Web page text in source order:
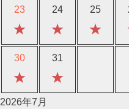
23
★
24
★
25
★
30
★
31
★
2026年7月